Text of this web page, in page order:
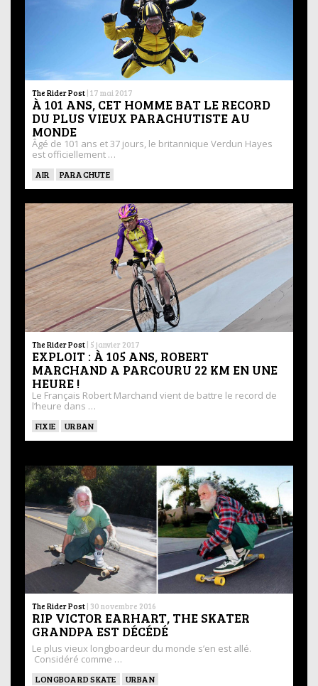
The Rider Post | 17 mai 2017
À 101 ANS, CET HOMME BAT LE RECORD
DU PLUS VIEUX PARACHUTISTE AU
MONDE
Âgé de 101 ans et 37 jours, le britannique Verdun Hayes
est officiellement …
AIR PARACHUTE
The Rider Post | 5 janvier 2017
EXPLOIT : À 105 ANS, ROBERT
MARCHAND A PARCOURU 22 KM EN UNE
HEURE !
Le Français Robert Marchand vient de battre le record de
l’heure dans …
FIXIE URBAN
The Rider Post | 30 novembre 2016
RIP VICTOR EARHART, THE SKATER
GRANDPA EST DÉCÉDÉ
Le plus vieux longboardeur du monde s’en est allé.
Considéré comme …
LONGBOARD SKATE URBAN